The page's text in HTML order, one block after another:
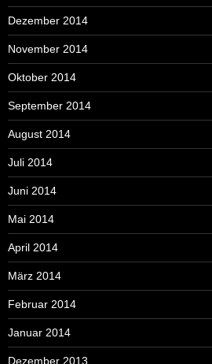
Dezember 2014
November 2014
Oktober 2014
September 2014
August 2014
Juli 2014
Juni 2014
Mai 2014
April 2014
März 2014
Februar 2014
Januar 2014
Dezember 2013